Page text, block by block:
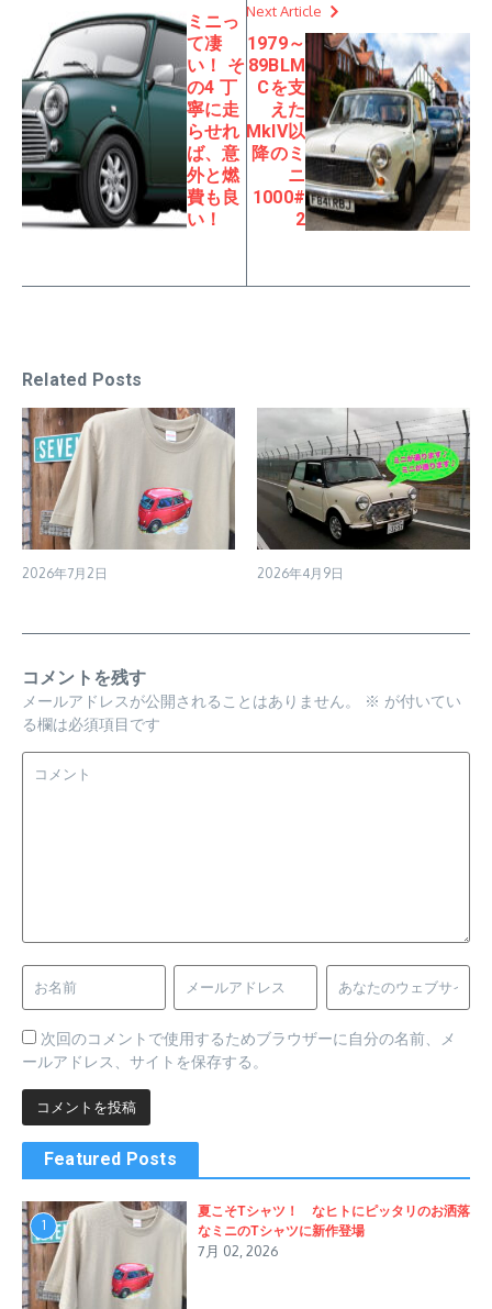
ミニっ
て凄
い！ そ
の4 丁
寧に走
らせれ
ば、意
外と燃
費も良
い！
Next Article
1979～
89BLM
Cを支
えた
MkIV以
降のミ
ニ
1000#
2
Related Posts
2026年7月2日 2026年4月9日
コメントを残す
メールアドレスが公開されることはありません。 ※ が付いてい
る欄は必須項目です
次回のコメントで使用するためブラウザーに自分の名前、メ
ールアドレス、サイトを保存する。
Featured Posts
1
夏こそTシャツ！ なヒトにピッタリのお洒落
なミニのTシャツに新作登場
7月 02, 2026